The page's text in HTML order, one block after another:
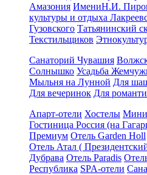
Амазония ИмениН.И.
культуры и отдыха
Гузовского Татьянинский
Текстильщиков
Санаторий Чувашия
Солнышко Усадьба
Мыльня на Лунной Для
Для вечеринок Для
Апарт-отели Хостелы
Гостиница Россия (на
Премиум Отель Garden Holl
Отель Атал (
Дубрава Отель Paradis
Республика SPA-отели